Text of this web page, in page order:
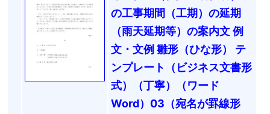
の工事期間（工期）の延期
（雨天延期等）の案内文 例
文・文例 雛形（ひな形） テ
ンプレート（ビジネス文書形
式）（丁寧）（ワード
Word）03（宛名が罫線形